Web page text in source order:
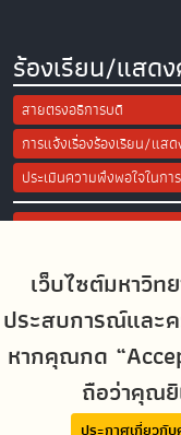
เว็บไซต์มหาวิท
ประสบการณ์และค
หากคุณกด
ถือว่าคุณ
ร้องเรียน/แสด
สายตรงอธิการบดี
การแจ้งเรื่องร้องเรียน/แส
ประเมินความพึงพอใจในกา
Site Map